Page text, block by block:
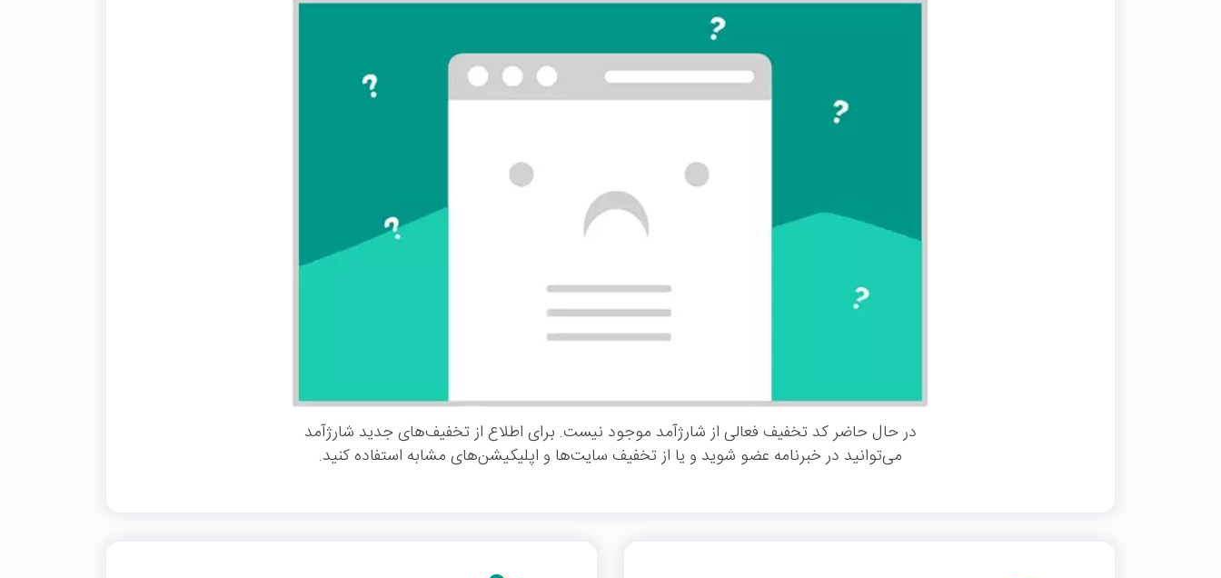
در حال حاضر کد تخفیف فعالی از شارژآمد موجود نیست. برای اطلاع از تخفیف‌های جدید شارژآمد
می‌توانید در خبرنامه عضو شوید و یا از تخفیف سایت‌ها و اپلیکیشن‌های مشابه استفاده کنید.